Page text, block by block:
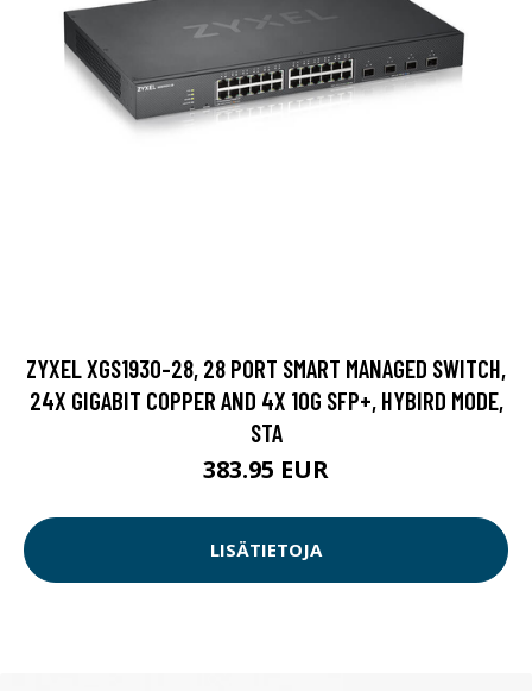
ZYXEL XGS1930-28, 28 PORT SMART MANAGED SWITCH,
24X GIGABIT COPPER AND 4X 10G SFP+, HYBIRD MODE,
STA
383.95 EUR
LISÄTIETOJA